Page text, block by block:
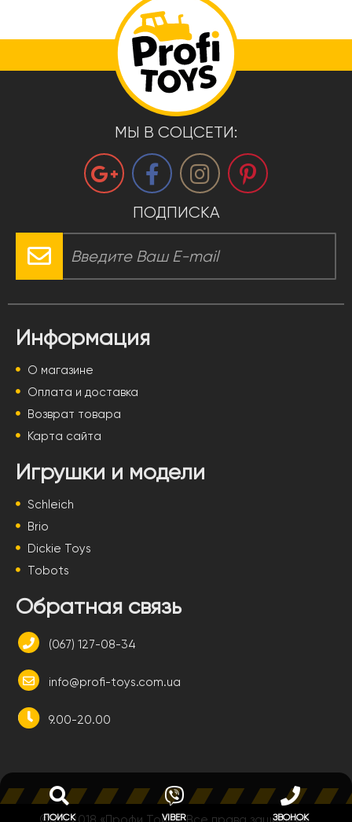
МЫ В СОЦСЕТИ:
ПОДПИСКА
Информация
О магазине
Оплата и доставка
Возврат товара
Карта сайта
Игрушки и модели
Schleich
Brio
Dickie Toys
Tobots
Обратная связь
(067) 127-08-34
info@profi-toys.com.ua
9.00-20.00
ПОИСК VIBER ЗВОНОК